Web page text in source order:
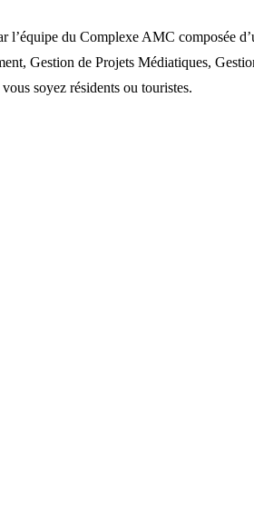
l’équipe du Complexe AMC composée
Gestion de Projets Médiatiques,
soyez résidents ou touristes.